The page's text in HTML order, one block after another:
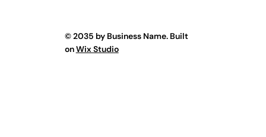
© 2035 by Business Name. Built
onWix Studio